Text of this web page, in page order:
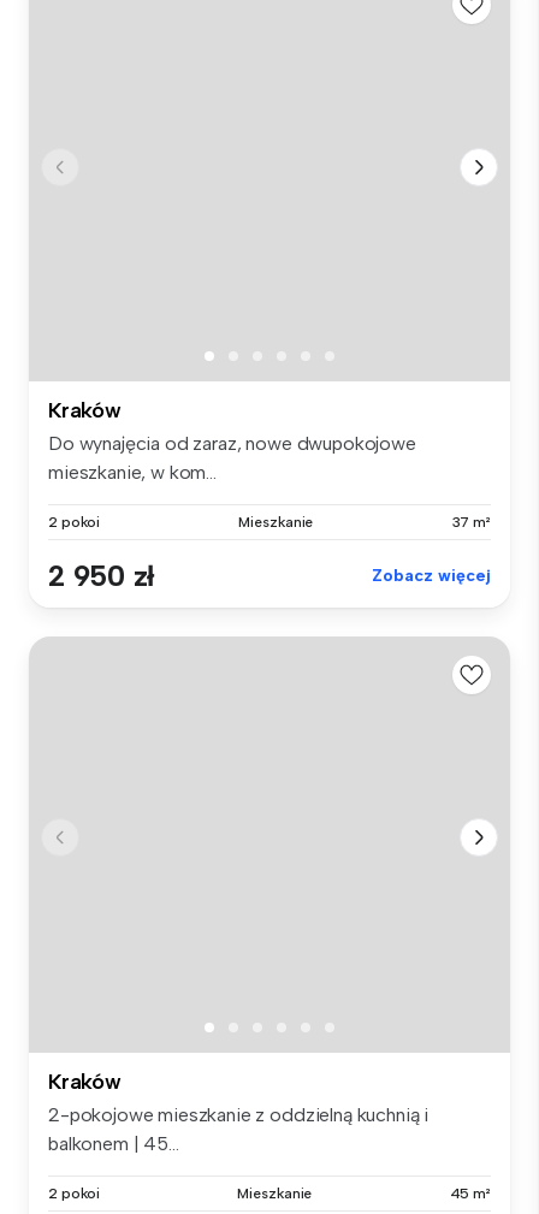
Kraków
Do wynajęcia od zaraz, nowe dwupokojowe
mieszkanie, w kom...
2 pokoi Mieszkanie 37 m²
2 950 zł Zobacz więcej
Kraków
2-pokojowe mieszkanie z oddzielną kuchnią i
balkonem | 45...
2 pokoi Mieszkanie 45 m²